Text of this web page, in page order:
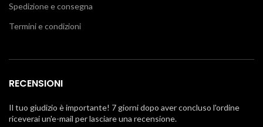
Spedizione e consegna
Termini e condizioni
RECENSIONI
Il tuo giudizio è importante! 7 giorni dopo aver concluso l'ordine
riceverai un'e-mail per lasciare una recensione.